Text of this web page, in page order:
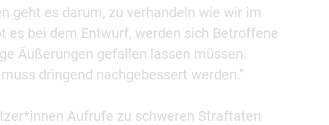
geht es darum, zu verhandeln wie wir im
bei dem Entwurf, werden sich Betroffene
Äußerungen gefallen lassen müssen.
dringend nachgebessert werden.”
Aufrufe zu schweren Straftaten